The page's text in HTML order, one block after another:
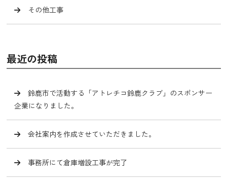
その他工事
最近の投稿
鈴鹿市で活動する「アトレチコ鈴鹿クラブ」のスポンサー
企業になりました。
会社案内を作成させていただきました。
事務所にて倉庫増設工事が完了